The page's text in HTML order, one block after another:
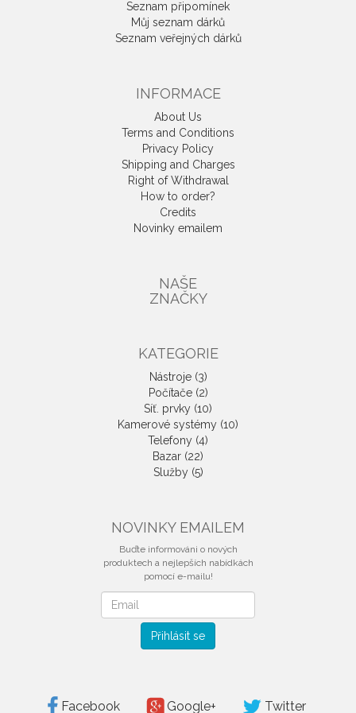
Seznam připomínek
Můj seznam dárků
Seznam veřejných dárků
INFORMACE
About Us
Terms and Conditions
Privacy Policy
Shipping and Charges
Right of Withdrawal
How to order?
Credits
Novinky emailem
NAŠE
ZNAČKY
KATEGORIE
Nástroje (3)
Počítače (2)
Síť. prvky (10)
Kamerové systémy (10)
Telefony (4)
Bazar (22)
Služby (5)
NOVINKY EMAILEM
Buďte informováni o nových
produktech a nejlepších nabídkách
pomocí e-mailu!
Přihlásit se
Facebook Google+ Twitter